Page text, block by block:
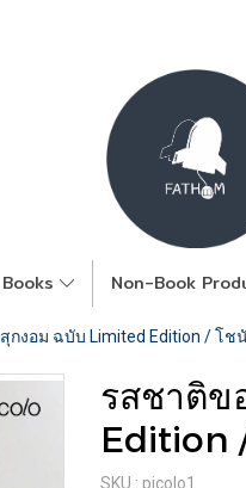
Non-Book
กงอม ฉบับ Limited Edition / โช
รสชาติข
Edition
SKU : picolo1